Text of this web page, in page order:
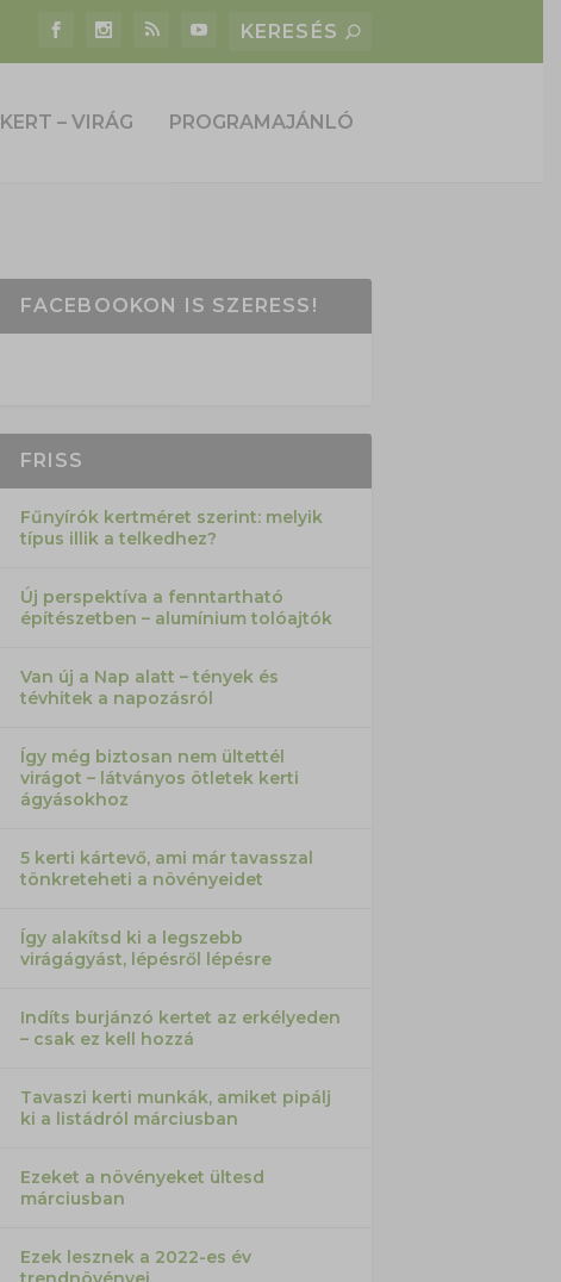
KERT – VIRÁG PROGRAMAJÁNLÓ
FACEBOOKON IS SZERESS!
FRISS
Fűnyírók kertméret szerint: melyik
típus illik a telkedhez?
Új perspektíva a fenntartható
építészetben – alumínium tolóajtók
Van új a Nap alatt – tények és
tévhitek a napozásról
Így még biztosan nem ültettél
virágot – látványos ötletek kerti
ágyásokhoz
5 kerti kártevő, ami már tavasszal
tönkreteheti a növényeidet
Így alakítsd ki a legszebb
virágágyást, lépésről lépésre
Indíts burjánzó kertet az erkélyeden
– csak ez kell hozzá
Tavaszi kerti munkák, amiket pipálj
ki a listádról márciusban
Ezeket a növényeket ültesd
márciusban
Ezek lesznek a 2022-es év